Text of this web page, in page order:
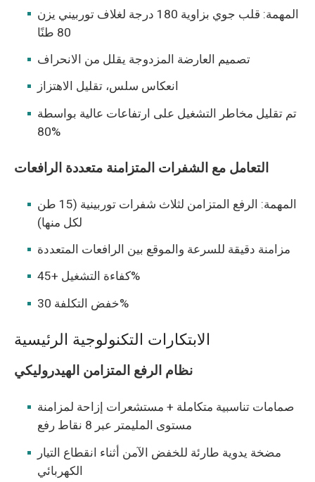
المهمة: قلب جوي بزاوية 180 درجة لغلاف توربيني يزن
80 طنًا
تصميم العارضة المزدوجة يقلل من الانحراف
انعكاس سلس، تقليل الاهتزاز
تم تقليل مخاطر التشغيل على ارتفاعات عالية بواسطة
80%
التعامل مع الشفرات المتزامنة متعددة الرافعات
المهمة: الرفع المتزامن لثلاث شفرات توربينية (15 طن
لكل منها)
مزامنة دقيقة للسرعة والموقع بين الرافعات المتعددة
كفاءة التشغيل +45%
خفض التكلفة 30%
الابتكارات التكنولوجية الرئيسية
نظام الرفع المتزامن الهيدروليكي
صمامات تناسبية متكاملة + مستشعرات إزاحة لمزامنة
مستوى المليمتر عبر 8 نقاط رفع
مضخة يدوية طارئة للخفض الآمن أثناء انقطاع التيار
الكهربائي